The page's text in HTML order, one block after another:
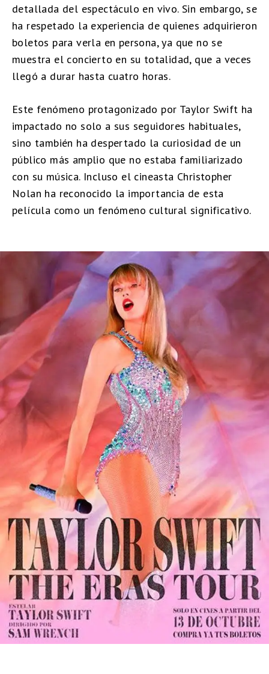
detallada del espectáculo en vivo. Sin embargo, se
ha respetado la experiencia de quienes adquirieron
boletos para verla en persona, ya que no se
muestra el concierto en su totalidad, que a veces
llegó a durar hasta cuatro horas.
Este fenómeno protagonizado por Taylor Swift ha
impactado no solo a sus seguidores habituales,
sino también ha despertado la curiosidad de un
público más amplio que no estaba familiarizado
con su música. Incluso el cineasta Christopher
Nolan ha reconocido la importancia de esta
película como un fenómeno cultural significativo.